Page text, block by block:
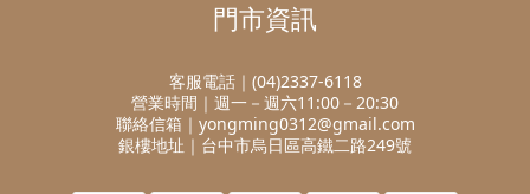
門市資訊
客服電話｜(04)2337-6118
營業時間｜週一－週六11:00－20:30
聯絡信箱｜yongming0312@gmail.com
銀樓地址｜台中市烏日區高鐵二路249號